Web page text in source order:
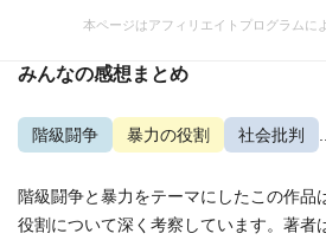
本ページはアフィリエイトプログラムに
みんなの感想まとめ
階級闘争 暴力の役割 社会批判
階級闘争と暴力をテーマにしたこの作品
役割について深く考察しています。著者